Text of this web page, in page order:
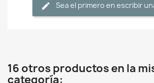
Sea el primero en escribir
16 otros productos en la
categoría: